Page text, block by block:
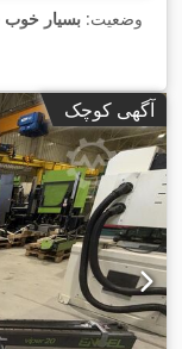
وضعیت: بسیار خوب
آگهی کوچک